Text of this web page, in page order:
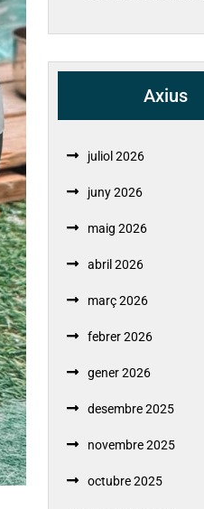
Axius
juliol 2026
juny 2026
maig 2026
abril 2026
març 2026
febrer 2026
gener 2026
desembre 2025
novembre 2025
octubre 2025